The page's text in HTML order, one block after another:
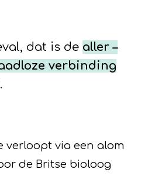
dat is de aller –
verbinding
verloopt via een alom
de Britse bioloog